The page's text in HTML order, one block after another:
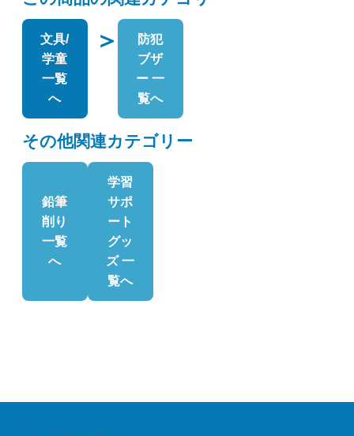
文具/
学童
一覧
へ
＞
防犯
ブザ
ー 一
覧へ
その他関連カテゴリー
鉛筆
削り
一覧
へ
学習
サポ
ート
グッ
ズ 一
覧へ